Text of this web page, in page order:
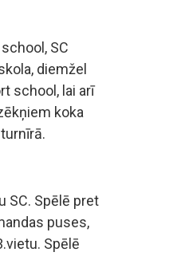
SC
diemžel
school, lai arī
koka
SC. Spēlē pret
puses,
Spēlē